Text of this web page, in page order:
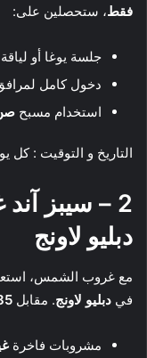
فقط، ستحصلين على:
جلسة يوغا أو
دخول كامل لمرافق
استخدام مسبح
التاريخ و التوقيت : كل يوم جمعة
2 –
سيبز آند
دبليو لاونج
مع غروب الشمس، استعدي
في دبليو لاونج. مقابل 85
مشروبات فاخرة